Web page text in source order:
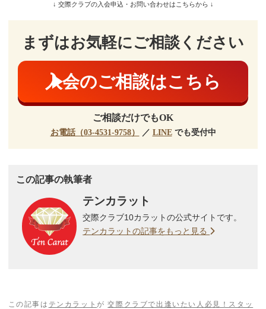
↓ 交際クラブの入会申込・お問い合わせはこちらから ↓
まずはお気軽にご相談ください
入会のご相談はこちら
ご相談だけでもOK
お電話（03-4531-9758） ／ LINEでも受付中
この記事の執筆者
テンカラット
交際クラブ10カラットの公式サイトです。
テンカラットの記事をもっと見る
この記事は テンカラットが交際クラブで出逢いたい人必見！スタッ